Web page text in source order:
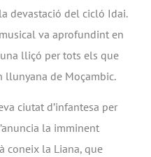
devastació del cicló Idai.
va aprofundint en
lliçó per tots els que
llunyana de Moçambic.
ciutat d’infantesa per
la imminent
coneix la Liana, que